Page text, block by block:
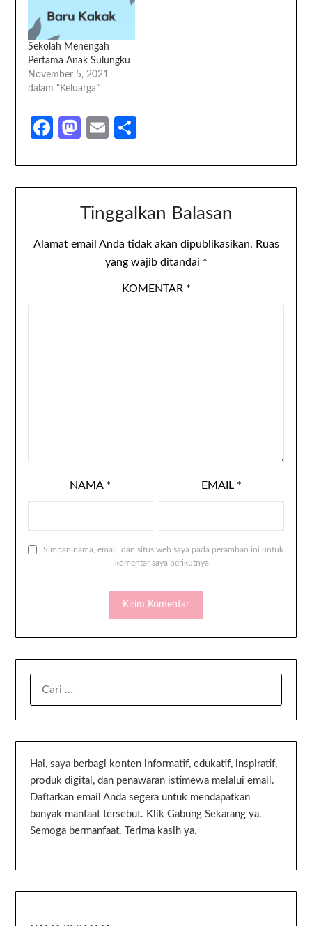
Sekolah Menengah
Pertama Anak Sulungku
November 5, 2021
dalam "Keluarga"
Facebook
Mastodon
Email
Tinggalkan Balasan
Alamat email Anda tidak akan dipublikasikan. Ruas
yang wajib ditandai *
KOMENTAR *
NAMA * EMAIL *
Simpan nama, email, dan situs web saya pada peramban ini untuk
komentar saya berikutnya.
Hai, saya berbagi konten informatif, edukatif, inspiratif,
produk digital, dan penawaran istimewa melalui email.
Daftarkan email Anda segera untuk mendapatkan
banyak manfaat tersebut. Klik Gabung Sekarang ya.
Semoga bermanfaat. Terima kasih ya.